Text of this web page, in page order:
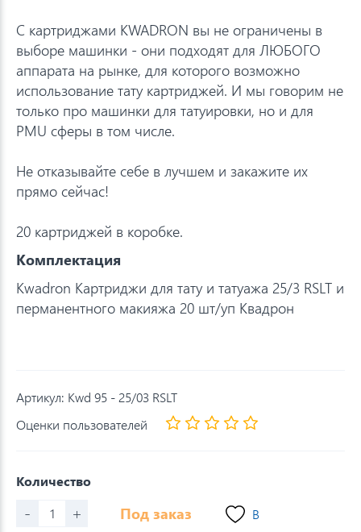
С картриджами KWADRON вы не ограничены в
выборе машинки - они подходят для ЛЮБОГО
аппарата на рынке, для которого возможно
использование тату картриджей. И мы говорим не
только про машинки для татуировки, но и для
PMU сферы в том числе.
Не отказывайте себе в лучшем и закажите их
прямо сейчас!
20 картриджей в коробке.
Комплектация
Kwadron Картриджи для тату и татуажа 25/3 RSLT и
перманентного макияжа 20 шт/уп Квадрон
Артикул: Kwd 95 - 25/03 RSLT
Оценки пользователей
Количество
- + Под заказ
В